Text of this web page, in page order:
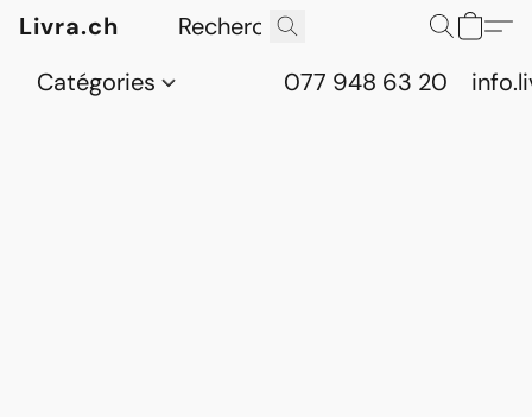
Livra.ch
Catégories
077 948 63 20